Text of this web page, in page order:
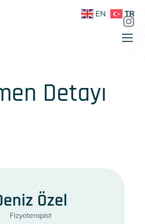
Detayı
Özel
Fizyoterapist
EN TR